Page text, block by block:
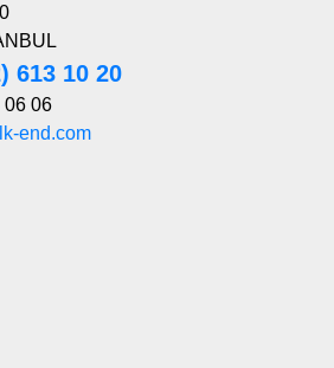
613 10 20
06 06
end.com